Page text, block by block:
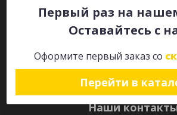
Первый раз на
Оставайтесь с
Оформите первый заказ со
Перейти в
Наши